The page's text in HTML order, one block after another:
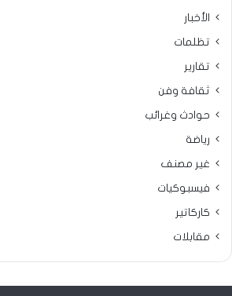
الأخبار
تظلمات
تقارير
ثقافة وفن
حوادث وغرائب
رياضة
غير مصنف
فيسبوكيات
كاركاتير
مقابلات